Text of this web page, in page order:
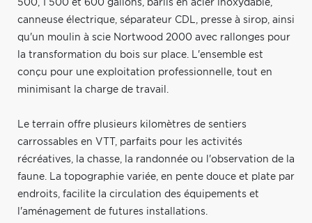
500, 1 500 et 600 gallons, barils en acier inoxydable,
canneuse électrique, séparateur CDL, presse à sirop, ainsi
qu'un moulin à scie Nortwood 2000 avec rallonges pour
la transformation du bois sur place. L'ensemble est
conçu pour une exploitation professionnelle, tout en
minimisant la charge de travail.
Le terrain offre plusieurs kilomètres de sentiers
carrossables en VTT, parfaits pour les activités
récréatives, la chasse, la randonnée ou l'observation de la
faune. La topographie variée, en pente douce et plate par
endroits, facilite la circulation des équipements et
l'aménagement de futures installations.